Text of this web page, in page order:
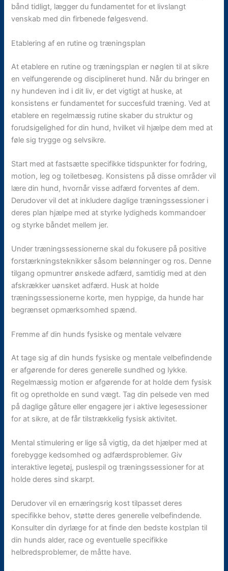
bånd tidligt, lægger du fundamentet for et livslangt
venskab med din firbenede følgesvend.
Etablering af en rutine og træningsplan
At etablere en rutine og træningsplan er nøglen til at sikre
en velfungerende og disciplineret hund. Når du bringer en
ny hundeven ind i dit liv, er det vigtigt at huske, at
konsistens er fundamentet for succesfuld træning. Ved at
etablere en regelmæssig rutine skaber du struktur og
forudsigelighed for din hund, hvilket vil hjælpe dem med at
føle sig trygge og selvsikre.
Start med at fastsætte specifikke tidspunkter for fodring,
motion, leg og toiletbesøg. Konsistens på disse områder vil
lære din hund, hvornår visse adfærd forventes af dem.
Derudover vil det at inkludere daglige træningssessioner i
deres plan hjælpe med at styrke lydigheds kommandoer
og styrke båndet mellem jer.
Under træningssessionerne skal du fokusere på positive
forstærkningsteknikker såsom belønninger og ros. Denne
tilgang opmuntrer ønskede adfærd, samtidig med at den
afskrækker uønsket adfærd. Husk at holde
træningssessionerne korte, men hyppige, da hunde har
begrænset opmærksomhed spænd.
Fremme af din hunds fysiske og mentale velvære
At tage sig af din hunds fysiske og mentale velbefindende
er afgørende for deres generelle sundhed og lykke.
Regelmæssig motion er afgørende for at holde dem fysisk
fit og opretholde en sund vægt. Tag din pelsede ven med
på daglige gåture eller engagere jer i aktive legesessioner
for at sikre, at de får tilstrækkelig fysisk aktivitet.
Mental stimulering er lige så vigtig, da det hjælper med at
forebygge kedsomhed og adfærdsproblemer. Giv
interaktive legetøj, puslespil og træningssessioner for at
holde deres sind skarpt.
Derudover vil en ernæringsrig kost tilpasset deres
specifikke behov, støtte deres generelle velbefindende.
Konsulter din dyrlæge for at finde den bedste kostplan til
din hunds alder, race og eventuelle specifikke
helbredsproblemer, de måtte have.